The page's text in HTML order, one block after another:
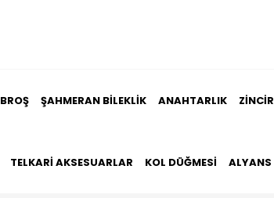
BROŞ ŞAHMERAN BILEKLIK ANAHTARLIK ZINCIR
TELKARI AKSESUARLAR KOL DÜĞMESI ALYANS